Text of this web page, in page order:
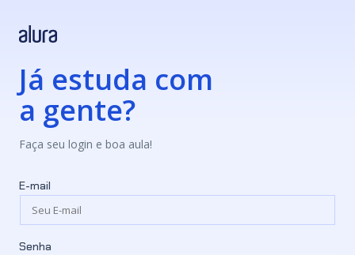
Já estuda com
a gente?
Faça seu login e boa aula!
E-mail
Senha